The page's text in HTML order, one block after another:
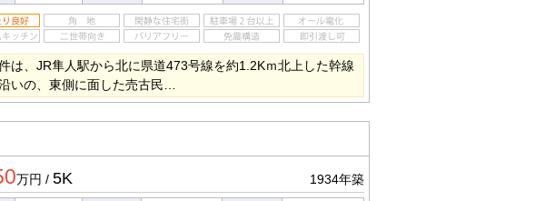
は、JR隼人駅から北に県道473号線を約1.2Kｍ北上した幹線
いの、東側に面した売古民…
万円 / 5K 1934年築